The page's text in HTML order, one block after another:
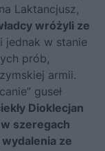
Laktancjusz,
wróżyli ze
jednak w stanie
prób,
armii.
guseł
Dioklecjan
szeregach
ze